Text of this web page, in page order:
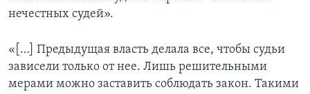
нечестных судей».
«[…] Предыдущая власть делала все, чтобы судьи
зависели только от нее. Лишь решительными
мерами можно заставить соблюдать закон. Такими